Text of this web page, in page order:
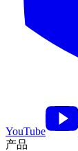
YouTube
产品